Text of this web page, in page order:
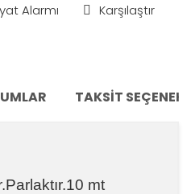
Alarmı Karşılaştır
TAKSIT
mt